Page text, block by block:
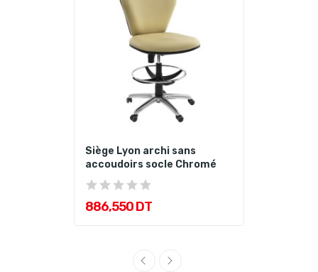
Siège Lyon archi sans
accoudoirs socle Chromé
886,550 DT